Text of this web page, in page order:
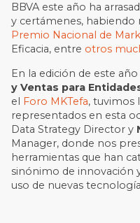
BBVA este año ha
y certámenes, habiendo
Premio Nacional de
Eficacia, entre otros
En la edición de este
y Ventas para
el Foro MKTefa, tuvimos
representados en esta
Data Strategy Director y
Manager, donde nos
herramientas que han
sinónimo de innovación
uso de nuevas